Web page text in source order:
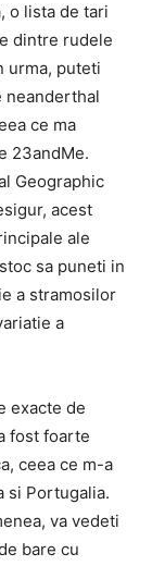
o lista de tari
dintre rudele
urma, puteti
neanderthal
ce ma
23andMe.
Geographic
acest
ale
sa puneti in
a stramosilor
a
exacte de
fost foarte
ceea ce m-a
si Portugalia.
va vedeti
bare cu